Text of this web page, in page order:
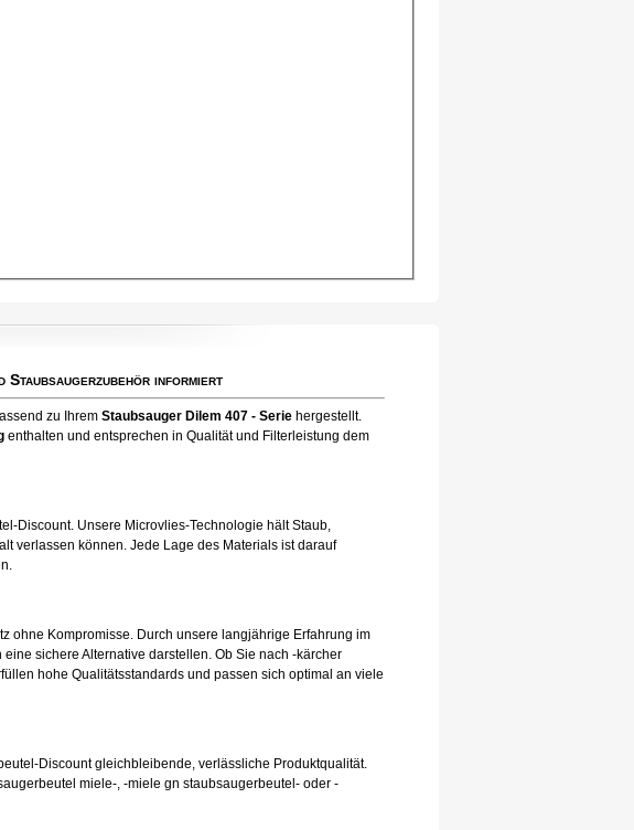
informiert
zu Ihrem Staubsauger Dilem 407 - Serie hergestellt.
enthalten und entsprechen in Qualität und Filterleistung dem
Discount. Unsere Microvlies-Technologie hält Staub,
verlassen können. Jede Lage des Materials ist darauf
ohne Kompromisse. Durch unsere langjährige Erfahrung im
sichere Alternative darstellen. Ob Sie nach -kärcher
hohe Qualitätsstandards und passen sich optimal an viele
Discount gleichbleibende, verlässliche Produktqualität.
miele-, -miele gn staubsaugerbeutel- oder -